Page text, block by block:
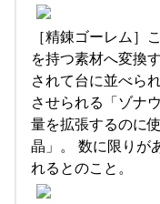
［精錬ゴーレム］
を持つ素材へ変換
されて台に並べら
させられる「ゾナ
量を拡張するのに
晶」。 数に限りが
れるとのこと。